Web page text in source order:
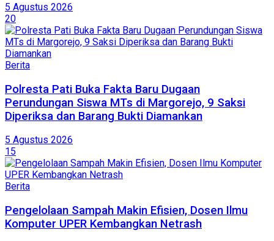
5 Agustus 2026
20
Berita
Polresta Pati Buka Fakta Baru Dugaan
Perundungan Siswa MTs di Margorejo, 9 Saksi
Diperiksa dan Barang Bukti Diamankan
5 Agustus 2026
15
Berita
Pengelolaan Sampah Makin Efisien, Dosen Ilmu
Komputer UPER Kembangkan Netrash